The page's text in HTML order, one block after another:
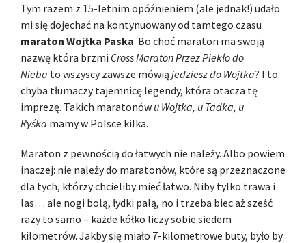
Tym razem z 15-letnim opóźnieniem (ale jednak!) udało
mi się dojechać na kontynuowany od tamtego czasu
maraton Wojtka Paska. Bo choć maraton ma swoją
nazwę która brzmi Cross Maraton Przez Piekło do
Nieba to wszyscy zawsze mówią jedziesz do Wojtka? I to
chyba tłumaczy tajemnicę legendy, która otacza tę
imprezę. Takich maratonów u Wojtka, u Tadka, u
Ryśka mamy w Polsce kilka.
Maraton z pewnością do łatwych nie należy. Albo powiem
inaczej: nie należy do maratonów, które są przeznaczone
dla tych, którzy chcieliby mieć łatwo. Niby tylko trawa i
las… ale nogi bolą, łydki palą, no i trzeba biec aż sześć
razy to samo – każde kółko liczy sobie siedem
kilometrów. Jakby się miało 7-kilometrowe buty, było by